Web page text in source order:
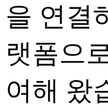
을 연결
랫폼으
여해 왔